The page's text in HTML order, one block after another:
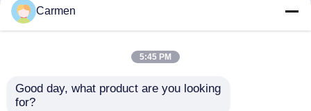
見積依頼
ELFBAR 蒸気
MOTI PLAY 電子タバコ
Carmen
5:45 PM
Good day, what product are you looking
for?